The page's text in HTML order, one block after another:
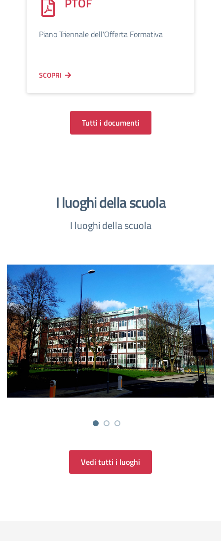
Piano Triennale dell'Offerta Formativa
SCOPRI
Tutti i documenti
I luoghi della scuola
I luoghi della scuola
Vedi tutti i luoghi